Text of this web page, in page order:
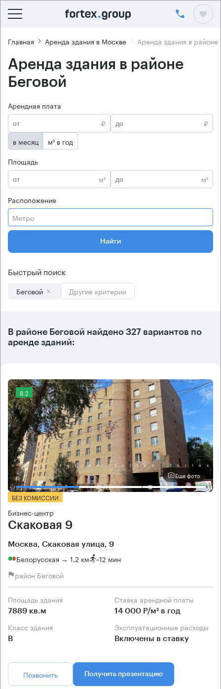
Главная Аренда здания в Москве Аренда здания в районе
Аренда здания в районе
Беговой
Арендная плата
₽
₽
в месяц
м² в год
Площадь
м²
м²
Расположение
Метро
Найти
Быстрый поиск
Беговой Другие критерии
В районе Беговой найдено 327 вариантов по
аренде зданий:
8.2
Еще фото
БЕЗ КОМИССИИ
Бизнес-центр
Скаковая 9
Москва, Скаковая улица, 9
Белорусская → 1.2 км ~12 мин
район Беговой
Площадь здания
7889 кв.м
Ставка арендной платы
14 000 Р/м² в год
Класс здания
B
Эксплуатационные расходы
Включены в ставку
Позвонить Получить презентацию